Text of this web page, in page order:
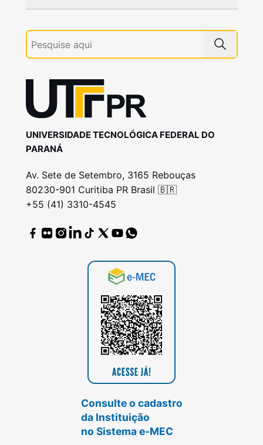
UNIVERSIDADE TECNOLÓGICA FEDERAL DO
PARANÁ
Av. Sete de Setembro, 3165 Rebouças
80230-901 Curitiba PR Brasil 🇧🇷
+55 (41) 3310-4545
Consulte o cadastro
da Instituição
no Sistema e-MEC